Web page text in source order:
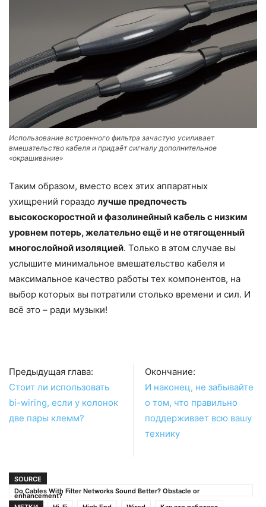
Использование встроенного фильтра зачастую усиливает
вмешательство кабеля и придаёт сигналу дополнительное
«окрашивание»
Таким образом, вместо всех этих аппаратных
ухищрений гораздо лучше предпочесть
высокоскоростной и фазолинейный кабель с низким
уровнем потерь, желательно ещё и не отягощенный
многослойной изоляцией. Только в этом случае вы
услышите минимальное вмешательство кабеля и
максимальное качество работы тех компонентов, на
выбор которых вы потратили столько времени и сил. И
всё это – ради музыки!
Предыдущая глава:
Стоит ли использовать
bi-wiring, если у колонок
две пары клемм?
Окончание:
И наконец, не забывайте
о том, что правильно
поддерживает всю вашу
технику
SOURCE
Do Cables With Filter Networks Sound Better? Obstacle or
enhancement?